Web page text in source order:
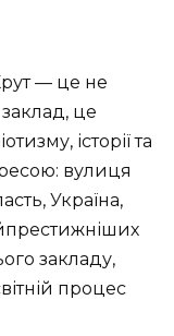
— це не
це
історії та
вулиця
Україна,
закладу,
процес